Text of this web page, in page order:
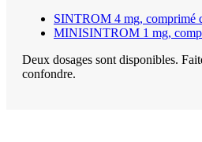
SINTROM 4 mg, comprimé
MINISINTROM 1 mg,
Deux dosages sont disponibles.
confondre.